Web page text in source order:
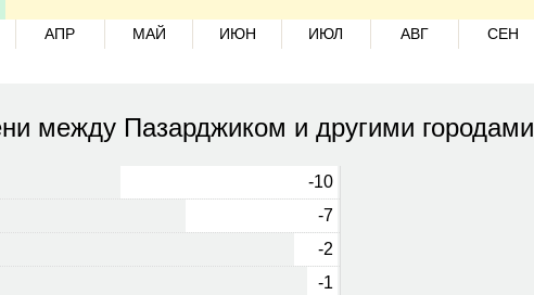
АПР МАЙ ИЮН ИЮЛ АВГ СЕН
между Пазарджиком и другими городами
-10
-7
-2
-1